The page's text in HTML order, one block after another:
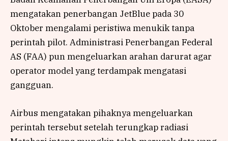
mengatakan penerbangan JetBlue pada 30
Oktober mengalami peristiwa menukik tanpa
perintah pilot. Administrasi Penerbangan Federal
AS (FAA) pun mengeluarkan arahan darurat agar
operator model yang terdampak mengatasi
gangguan.
Airbus mengatakan pihaknya mengeluarkan
perintah tersebut setelah terungkap radiasi